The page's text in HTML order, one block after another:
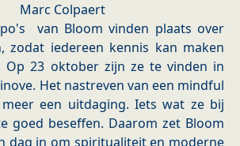
Marc Colpaert
van Bloom vinden plaats over
zodat iedereen kennis kan maken
Op 23 oktober zijn ze te vinden in
Het nastreven van een mindful
een uitdaging. Iets wat ze bij
goed beseffen. Daarom zet Bloom
dag in om spiritualiteit en moderne